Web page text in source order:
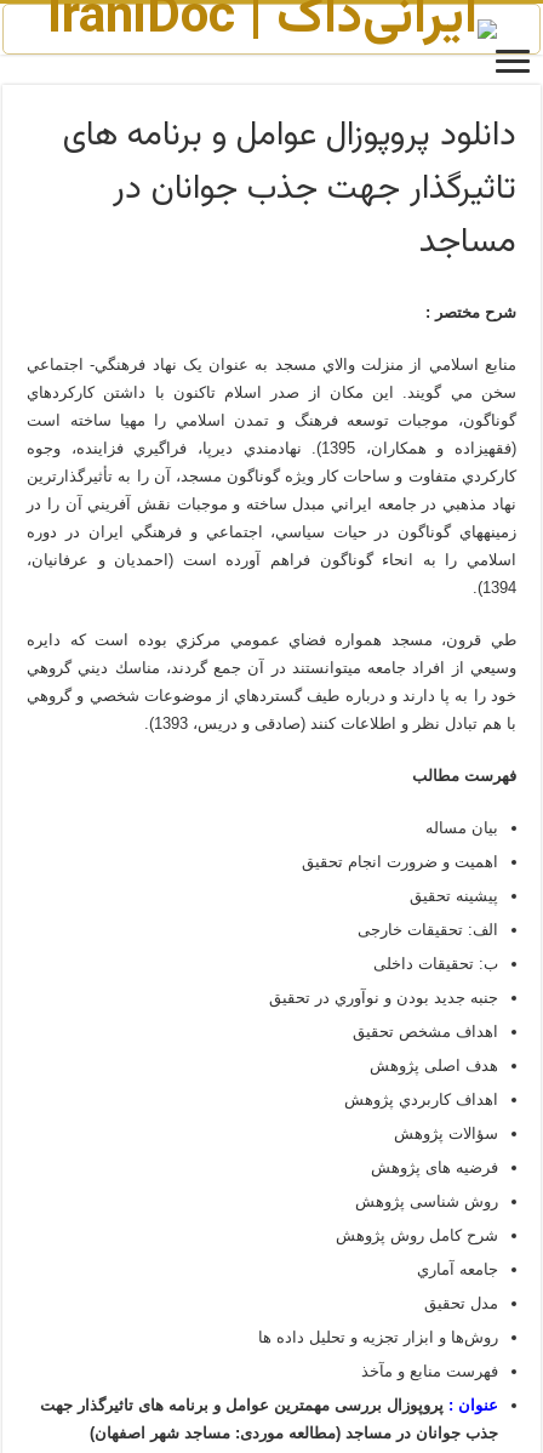
دانلود پروپوزال عوامل و برنامه های
تاثیرگذار جهت جذب جوانان در
مساجد
شرح مختصر :
منابع اسلامي از منزلت والاي مسجد به عنوان يک نهاد فرهنگي- اجتماعي
سخن مي گويند. اين مکان از صدر اسلام تاکنون با داشتن کارکردهاي
گوناگون، موجبات توسعه فرهنگ و تمدن اسلامي را مهيا ساخته است
(فقهي­زاده و همکاران، 1395). نهادمندي ديرپا، فراگيري فزاينده، وجوه
كاركردي متفاوت و ساحات كار ويژه­ گوناگون مسجد، آن را به تأثيرگذارترين
نهاد مذهبي در جامعه ايراني مبدل ساخته و موجبات نقش آفريني آن را در
زمينه­هاي گوناگون در حيات سياسي، اجتماعي و فرهنگي ايران در دوره
اسلامي را به انحاء گوناگون فراهم آورده است (احمديان و عرفانيان،
1394).
طي قرون، مسجد همواره فضاي عمومي مركزي بوده است كه دايره
وسيعي از افراد جامعه مي­توانستند در آن جمع گردند، مناسك ديني گروهي
خود را به پا دارند و درباره طيف گسترده­اي از موضوعات شخصي و گروهي
با هم تبادل نظر و اطلاعات كنند (صادقی و دریس، 1393).
فهرست مطالب
بیان مساله
اهمیت و ضرورت انجام تحقیق
پيشينه تحقيق
الف: تحقیقات خارجی
ب: تحقیقات داخلی
جنبه جديد بودن و نوآوري در تحقيق
اهداف مشخص تحقيق
هدف اصلی پژوهش
اهداف كاربردي پژوهش
سؤالات پژوهش
فرضیه­ های پژوهش
روش شناسی پژوهش
شرح كامل روش پژوهش
جامعه آماري
مدل تحقيق
روش‌ها و ابزار تجزيه و تحليل داده‏ ها
فهرست منابع و مآخذ
عنوان : پروپوزال بررسی مهمترین عوامل و برنامه های تاثیرگذار جهت
جذب جوانان در مساجد (مطالعه موردی: مساجد شهر اصفهان)